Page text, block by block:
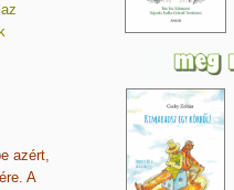
azért,
A